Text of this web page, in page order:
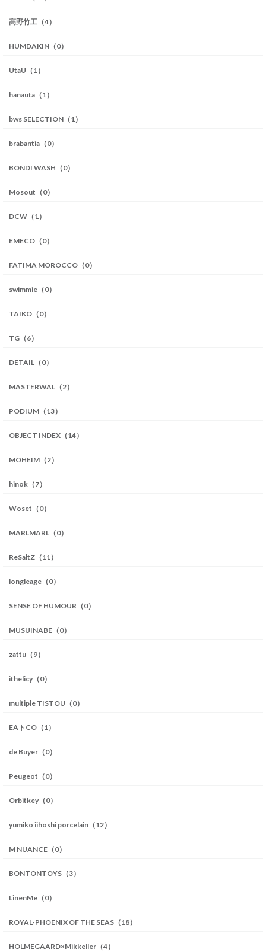
高野竹工（4）
HUMDAKIN（0）
UtaU（1）
hanauta（1）
bws SELECTION（1）
brabantia（0）
BONDI WASH（0）
Mosout（0）
DCW（1）
EMECO（0）
FATIMA MOROCCO（0）
swimmie（0）
TAIKO（0）
TG（6）
DETAIL（0）
MASTERWAL（2）
PODIUM（13）
OBJECT INDEX（14）
MOHEIM（2）
hinok（7）
Woset（0）
MARLMARL（0）
ReSaltZ（11）
longleage（0）
SENSE OF HUMOUR（0）
MUSUINABE（0）
zattu（9）
ithelicy（0）
multiple TISTOU（0）
EAトCO（1）
de Buyer（0）
Peugeot（0）
Orbitkey（0）
yumiko iihoshi porcelain（12）
M NUANCE（0）
BONTONTOYS（3）
LinenMe（0）
ROYAL-PHOENIX OF THE SEAS（18）
HOLMEGAARD×Mikkeller（4）